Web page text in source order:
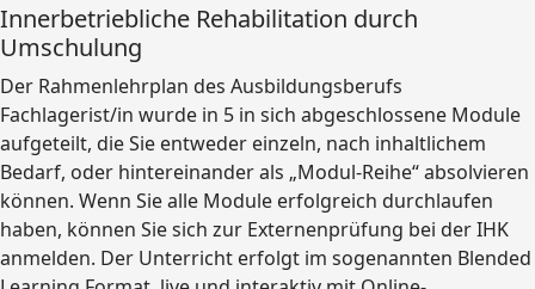
Innerbetriebliche Rehabilitation durch
Umschulung
Der Rahmenlehrplan des Ausbildungsberufs
Fachlagerist/in wurde in 5 in sich abgeschlossene Module
aufgeteilt, die Sie entweder einzeln, nach inhaltlichem
Bedarf, oder hintereinander als „Modul-Reihe“ absolvieren
können. Wenn Sie alle Module erfolgreich durchlaufen
haben, können Sie sich zur Externenprüfung bei der IHK
anmelden. Der Unterricht erfolgt im sogenannten Blended